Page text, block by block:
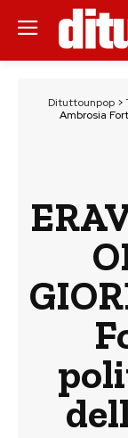
Dituttounpop>
Ambrosia